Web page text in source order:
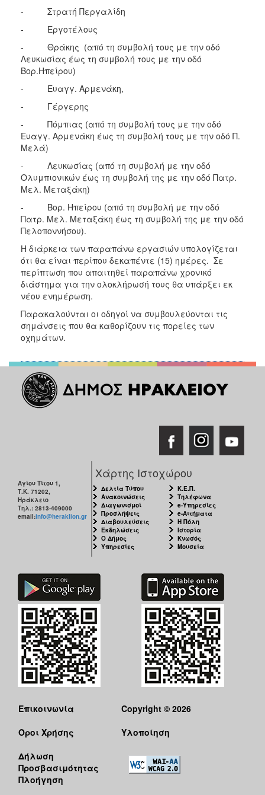
- Στρατή Περγαλίδη
- Εργοτέλους
- Θράκης (από τη συμβολή τους με την οδό
Λευκωσίας έως τη συμβολή τους με την οδό
Βορ.Ηπείρου)
- Ευαγγ. Αρμενάκη,
- Γέργερης
- Πόμπιας (από τη συμβολή τους με την οδό
Ευαγγ. Αρμενάκη έως τη συμβολή τους με την οδό Π.
Μελά)
- Λευκωσίας (από τη συμβολή με την οδό
Ολυμπιονικών έως τη συμβολή της με την οδό Πατρ.
Μελ. Μεταξάκη)
- Βορ. Ηπείρου (από τη συμβολή με την οδό
Πατρ. Μελ. Μεταξάκη έως τη συμβολή της με την οδό
Πελοποννήσου).
Η διάρκεια των παραπάνω εργασιών υπολογίζεται
ότι θα είναι περίπου δεκαπέντε (15) ημέρες. Σε
περίπτωση που απαιτηθεί παραπάνω χρονικό
διάστημα για την ολοκλήρωσή τους θα υπάρξει εκ
νέου ενημέρωση.
Παρακαλούνται οι οδηγοί να συμβουλεύονται τις
σημάνσεις που θα καθορίζουν τις πορείες των
οχημάτων.
Αγίου Τίτου 1,
Τ.Κ. 71202,
Ηράκλειο
Τηλ.: 2813-409000
email:info@heraklion.gr
Χάρτης Ιστοχώρου
Δελτία Τύπου
Ανακοινώσεις
Διαγωνισμοί
Προσλήψεις
Διαβουλεύσεις
Εκδηλώσεις
Ο Δήμος
Υπηρεσίες
Κ.Ε.Π.
Τηλέφωνα
e-Υπηρεσίες
e-Αιτήματα
Η Πόλη
Ιστορία
Κνωσός
Μουσεία
Επικοινωνία
Όροι Χρήσης
Δήλωση
Προσβασιμότητας
Πλοήγηση
Copyright © 2026
Υλοποίηση